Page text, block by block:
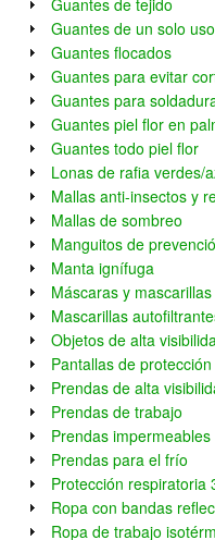
Guantes de tejido
Guantes de un solo uso
Guantes flocados
Guantes para evitar
Guantes para
Guantes piel flor en
Guantes todo piel flor
Lonas de rafia verdes/
Mallas anti-insectos y
Mallas de sombreo
Manguitos de
Manta ignífuga
Máscaras y
Mascarillas
Objetos de alta
Pantallas de
Prendas de alta
Prendas de trabajo
Prendas impermeables
Prendas para el frío
Protección respiratoria
Ropa con bandas
Ropa de trabajo